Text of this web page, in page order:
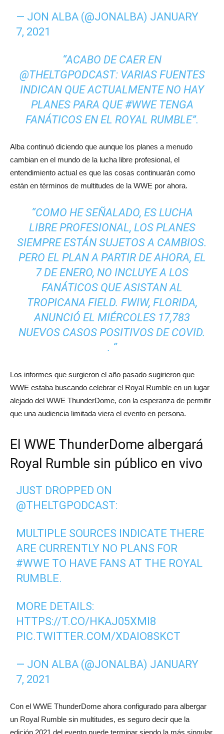
— JON ALBA (@JONALBA) JANUARY
7, 2021
“ACABO DE CAER EN
@THELTGPODCAST: VARIAS FUENTES
INDICAN QUE ACTUALMENTE NO HAY
PLANES PARA QUE #WWE TENGA
FANÁTICOS EN EL ROYAL RUMBLE”.
Alba continuó diciendo que aunque los planes a menudo
cambian en el mundo de la lucha libre profesional, el
entendimiento actual es que las cosas continuarán como
están en términos de multitudes de la WWE por ahora.
“COMO HE SEÑALADO, ES LUCHA
LIBRE PROFESIONAL, LOS PLANES
SIEMPRE ESTÁN SUJETOS A CAMBIOS.
PERO EL PLAN A PARTIR DE AHORA, EL
7 DE ENERO, NO INCLUYE A LOS
FANÁTICOS QUE ASISTAN AL
TROPICANA FIELD. FWIW, FLORIDA,
ANUNCIÓ EL MIÉRCOLES 17,783
NUEVOS CASOS POSITIVOS DE COVID.
. “
Los informes que surgieron el año pasado sugirieron que
WWE estaba buscando celebrar el Royal Rumble en un lugar
alejado del WWE ThunderDome, con la esperanza de permitir
que una audiencia limitada viera el evento en persona.
El WWE ThunderDome albergará
Royal Rumble sin público en vivo
JUST DROPPED ON
@THELTGPODCAST:
MULTIPLE SOURCES INDICATE THERE
ARE CURRENTLY NO PLANS FOR
#WWE TO HAVE FANS AT THE ROYAL
RUMBLE.
MORE DETAILS:
HTTPS://T.CO/HKAJ05XMI8
PIC.TWITTER.COM/XDAIO8SKCT
— JON ALBA (@JONALBA) JANUARY
7, 2021
Con el WWE ThunderDome ahora configurado para albergar
un Royal Rumble sin multitudes, es seguro decir que la
edición 2021 del evento puede terminar siendo la más singular